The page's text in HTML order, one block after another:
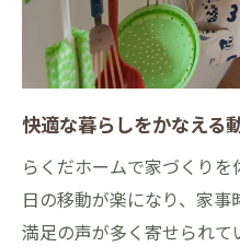
快適な暮らしをかなえる
らくだホームで家づくり
日の移動が楽になり、家
満足の声が多く寄せられ